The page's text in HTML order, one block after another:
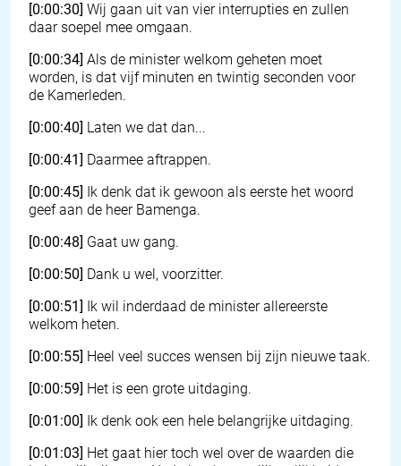
[0:00:30] Wij gaan uit van vier interrupties en zullen
daar soepel mee omgaan.
[0:00:34] Als de minister welkom geheten moet
worden, is dat vijf minuten en twintig seconden voor
de Kamerleden.
[0:00:40] Laten we dat dan...
[0:00:41] Daarmee aftrappen.
[0:00:45] Ik denk dat ik gewoon als eerste het woord
geef aan de heer Bamenga.
[0:00:48] Gaat uw gang.
[0:00:50] Dank u wel, voorzitter.
[0:00:51] Ik wil inderdaad de minister allereerste
welkom heten.
[0:00:55] Heel veel succes wensen bij zijn nieuwe taak.
[0:00:59] Het is een grote uitdaging.
[0:01:00] Ik denk ook een hele belangrijke uitdaging.
[0:01:03] Het gaat hier toch wel over de waarden die